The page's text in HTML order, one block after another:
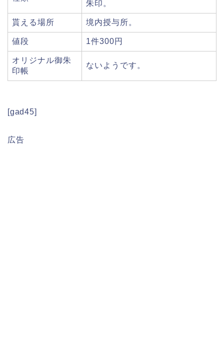
朱印。
貰える場所 境内授与所。
値段 1件300円
オリジナル御朱
印帳
ないようです。
[gad45]
広告